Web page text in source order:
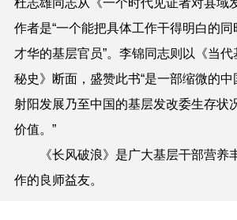
杜志雄同志从《一个时代见证者对县域
作者是“一个能把具体工作干得明白的
才华的基层官员”。李锦同志则以《当
秘史》断面，盛赞此书“是一部缩微的中
射阳发展乃至中国的基层发改委生存状
价值。”
《长风破浪》是广大基层干部营
作的良师益友。